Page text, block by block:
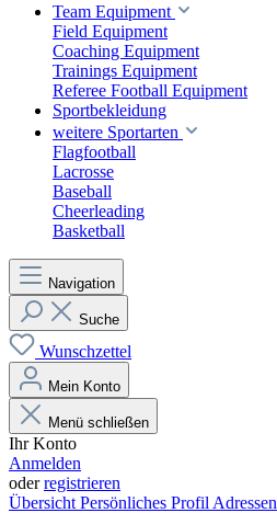
Team Equipment
Field Equipment
Coaching Equipment
Trainings Equipment
Referee Football Equipment
Sportbekleidung
weitere Sportarten
Flagfootball
Lacrosse
Baseball
Cheerleading
Basketball
Navigation
Suche
Wunschzettel
Mein Konto
Menü schließen
Ihr Konto
Anmelden
oderregistrieren
Übersicht Persönliches Profil Adressen